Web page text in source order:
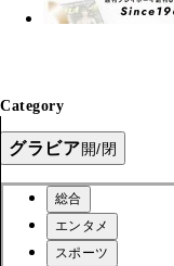
Category
グラビア開/閉
総合
エンタメ
スポーツ